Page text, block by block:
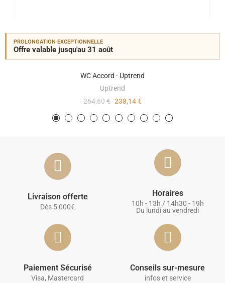
PROLONGATION EXCEPTIONNELLE
Offre valable jusqu'au 31 août
WC Accord - Uptrend
Uptrend
264,60 € 238,14 €
Livraison offerte
Dès 5 000€
Horaires
10h - 13h / 14h30 - 19h
Du lundi au vendredi
Paiement Sécurisé
Visa, Mastercard
Conseils sur-mesure
infos et service